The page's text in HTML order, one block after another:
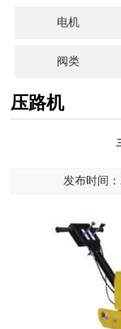
电机
阀类
压路机
发布时间